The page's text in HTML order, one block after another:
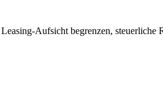
Aufsicht begrenzen, steuerliche